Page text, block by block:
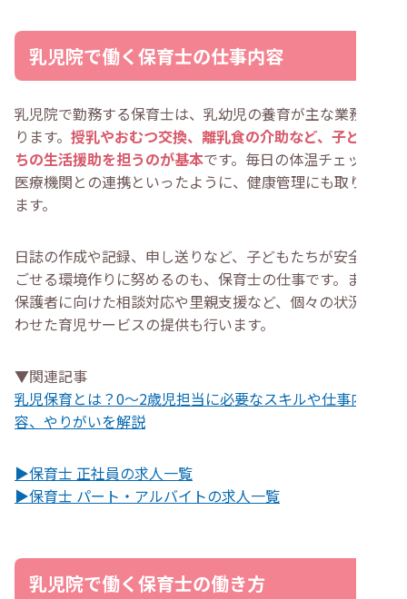
乳児院で働く保育士の仕事内容
乳児院で勤務する保育士は、乳幼児の養育が主な業務とな
ります。 授乳やおむつ交換、離乳食の介助など、子どもた
ちの生活援助を担うのが基本です。毎日の体温チェックや
医療機関との連携といったように、健康管理にも取り組み
ます。
日誌の作成や記録、申し送りなど、子どもたちが安全に過
ごせる環境作りに努めるのも、保育士の仕事です。また、
保護者に向けた相談対応や里親支援など、個々の状況に合
わせた育児サービスの提供も行います。
▼関連記事
乳児保育とは？0～2歳児担当に必要なスキルや仕事内
容、やりがいを解説
▶保育士 正社員の求人一覧
▶保育士 パート・アルバイトの求人一覧
乳児院で働く保育士の働き方